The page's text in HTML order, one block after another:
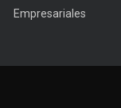
Empresariales